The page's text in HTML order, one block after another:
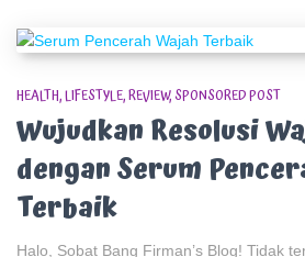
HEALTH LIFESTYLE REVIEW SPONSORED POST
Wujudkan Resolusi
dengan Serum
Terbaik
Halo, Sobat Bang Firman’s Blog! Tidak